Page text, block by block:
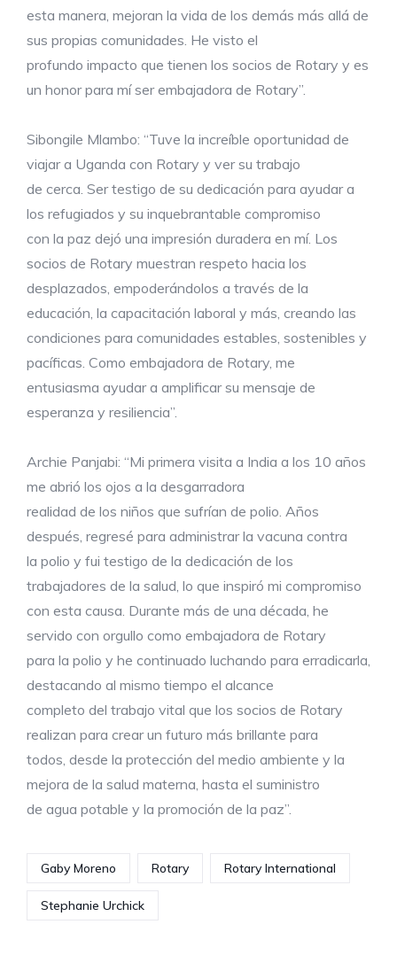
esta manera, mejoran la vida de los demás más allá de
sus propias comunidades. He visto el
profundo impacto que tienen los socios de Rotary y es
un honor para mí ser embajadora de Rotary”.
Sibongile Mlambo: “Tuve la increíble oportunidad de
viajar a Uganda con Rotary y ver su trabajo
de cerca. Ser testigo de su dedicación para ayudar a
los refugiados y su inquebrantable compromiso
con la paz dejó una impresión duradera en mí. Los
socios de Rotary muestran respeto hacia los
desplazados, empoderándolos a través de la
educación, la capacitación laboral y más, creando las
condiciones para comunidades estables, sostenibles y
pacíficas. Como embajadora de Rotary, me
entusiasma ayudar a amplificar su mensaje de
esperanza y resiliencia”.
Archie Panjabi: “Mi primera visita a India a los 10 años
me abrió los ojos a la desgarradora
realidad de los niños que sufrían de polio. Años
después, regresé para administrar la vacuna contra
la polio y fui testigo de la dedicación de los
trabajadores de la salud, lo que inspiró mi compromiso
con esta causa. Durante más de una década, he
servido con orgullo como embajadora de Rotary
para la polio y he continuado luchando para erradicarla,
destacando al mismo tiempo el alcance
completo del trabajo vital que los socios de Rotary
realizan para crear un futuro más brillante para
todos, desde la protección del medio ambiente y la
mejora de la salud materna, hasta el suministro
de agua potable y la promoción de la paz”.
Gaby Moreno Rotary Rotary International
Stephanie Urchick